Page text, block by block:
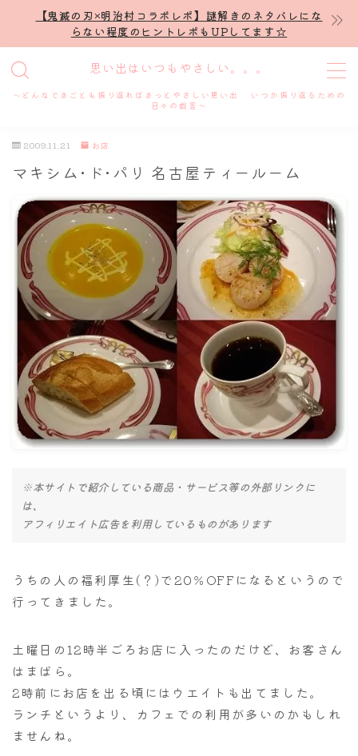
【鬼滅の刃×明治村コラボレポ】謎解きのネタバレにな
らない程度のヒントレポもUPしてます☆
思い出はいつもやさしい。。。
～どんなできごとも振り返ればきっとやさしい思い出 いつか振り返るための
日々の戯言～
MENU
プロフィール
謎解き
ホテル滞在記
舞台・ライブ
名古屋
ナナちゃん人形
2009.11.21 お店
マキシム･ド･パリ 名古屋ティールーム
※本サイトで紹介している商品・サービス等の外部リンクに
は、
アフィリエイト広告を利用しているものがあります
うちの人の福利厚生(？)で20％OFFになるというので
行ってきました。
土曜日の12時半ごろお店に入ったのだけど、お客さん
はまばら。
2時前にお店を出る頃にはウエイトも出てました。
ランチというより、カフェでの利用が多いのかもしれ
ませんね。